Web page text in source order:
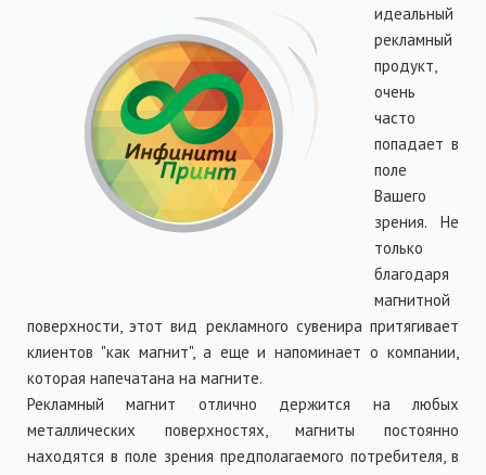
идеальный
рекламный
продукт,
очень
часто
попадает в
поле
Вашего
зрения. Не
только
благодаря
магнитной
поверхности, этот вид рекламного сувенира притягивает
клиентов "как магнит", а еще и напоминает о компании,
которая напечатана на магните.
Рекламный магнит отлично держится на любых
металлических поверхностях, магниты постоянно
находятся в поле зрения предполагаемого потребителя, в